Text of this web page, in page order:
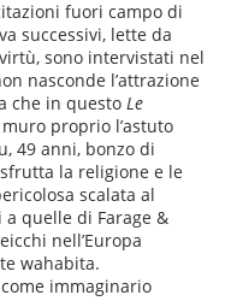
fuori campo di
successivi, lette da
sono intervistati nel
nasconde l’attrazione
che in questoLe
proprio l’astuto
49 anni, bonzo di
la religione e le
scalata al
quelle di Farage &
nell’Europa
wahabita.
immaginario